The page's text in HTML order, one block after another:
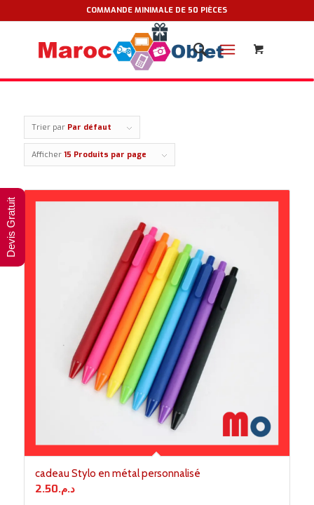
COMMANDE MINIMALE DE 50 PIÈCES
Trier par Par défaut
Afficher 15 Produits par page
cadeau Stylo en métal personnalisé
د.م.2.50
Devis Gratuit